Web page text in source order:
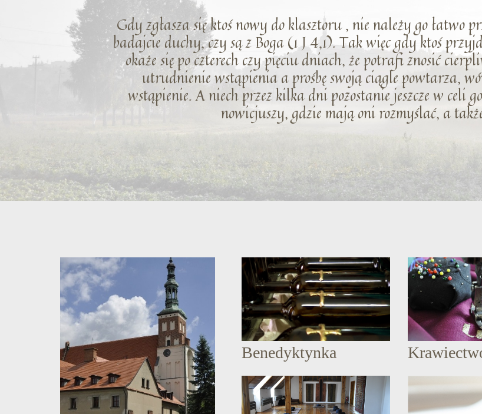
Gdy zgłasza się ktoś nowy do klasztoru , nie należy go łatwo
badajcie duchy, czy są z Boga (1 J 4,1). Tak więc gdy ktoś
okaże się po czterech czy pięciu dniach, że potrafi znosić
utrudnienie wstąpienia a prośbę swoją ciągle powtarza,
wstąpienie. A niech przez kilka dni pozostanie jeszcze w celi
nowicjuszy, gdzie mają oni rozmyślać, a
Benedyktynka